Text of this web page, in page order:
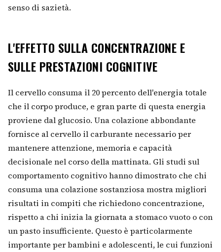
senso di sazietà.
L'EFFETTO SULLA CONCENTRAZIONE E
SULLE PRESTAZIONI COGNITIVE
Il cervello consuma il 20 percento dell'energia totale
che il corpo produce, e gran parte di questa energia
proviene dal glucosio. Una colazione abbondante
fornisce al cervello il carburante necessario per
mantenere attenzione, memoria e capacità
decisionale nel corso della mattinata. Gli studi sul
comportamento cognitivo hanno dimostrato che chi
consuma una colazione sostanziosa mostra migliori
risultati in compiti che richiedono concentrazione,
rispetto a chi inizia la giornata a stomaco vuoto o con
un pasto insufficiente. Questo è particolarmente
importante per bambini e adolescenti, le cui funzioni